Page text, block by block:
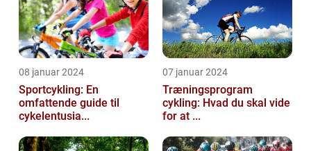
08 januar 2024
Sportcykling: En
omfattende guide til
cykelentusia...
07 januar 2024
Træningsprogram
cykling: Hvad du skal vide
for at ...